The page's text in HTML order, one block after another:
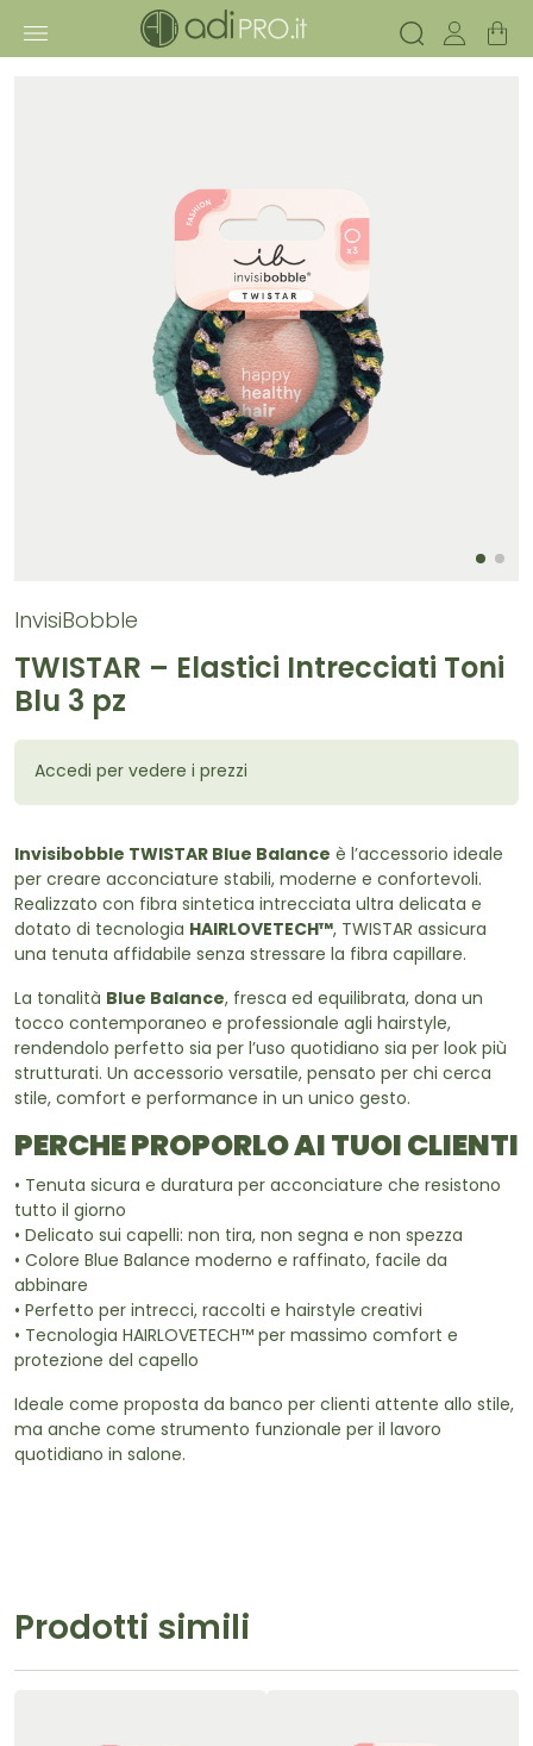
InvisiBobble
TWISTAR – Elastici Intrecciati Toni
Blu 3 pz
Accedi per vedere i prezzi
Invisibobble TWISTAR Blue Balance è l’accessorio ideale
per creare acconciature stabili, moderne e confortevoli.
Realizzato con fibra sintetica intrecciata ultra delicata e
dotato di tecnologia HAIRLOVETECH™, TWISTAR assicura
una tenuta affidabile senza stressare la fibra capillare.
La tonalità Blue Balance, fresca ed equilibrata, dona un
tocco contemporaneo e professionale agli hairstyle,
rendendolo perfetto sia per l’uso quotidiano sia per look più
strutturati. Un accessorio versatile, pensato per chi cerca
stile, comfort e performance in un unico gesto.
PERCHE PROPORLO AI TUOI CLIENTI
• Tenuta sicura e duratura per acconciature che resistono
tutto il giorno
• Delicato sui capelli: non tira, non segna e non spezza
• Colore Blue Balance moderno e raffinato, facile da
abbinare
• Perfetto per intrecci, raccolti e hairstyle creativi
• Tecnologia HAIRLOVETECH™ per massimo comfort e
protezione del capello
Ideale come proposta da banco per clienti attente allo stile,
ma anche come strumento funzionale per il lavoro
quotidiano in salone.
Prodotti simili